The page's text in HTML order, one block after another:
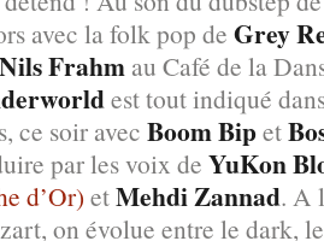
avec la folk pop de Grey
Nils Frahm au Café de la
est tout indiqué
ce soir avec Boom Bipet
par les voix de YuKon
d’Or) etMehdi Zannad. A
on évolue entre le dark,